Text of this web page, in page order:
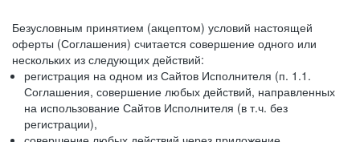
Безусловным принятием (акцептом) условий настоящей
оферты (Соглашения) считается совершение одного или
нескольких из следующих действий:
регистрация на одном из Сайтов Исполнителя (п. 1.1.
Соглашения, совершение любых действий, направленных
на использование Сайтов Исполнителя (в т.ч. без
регистрации),